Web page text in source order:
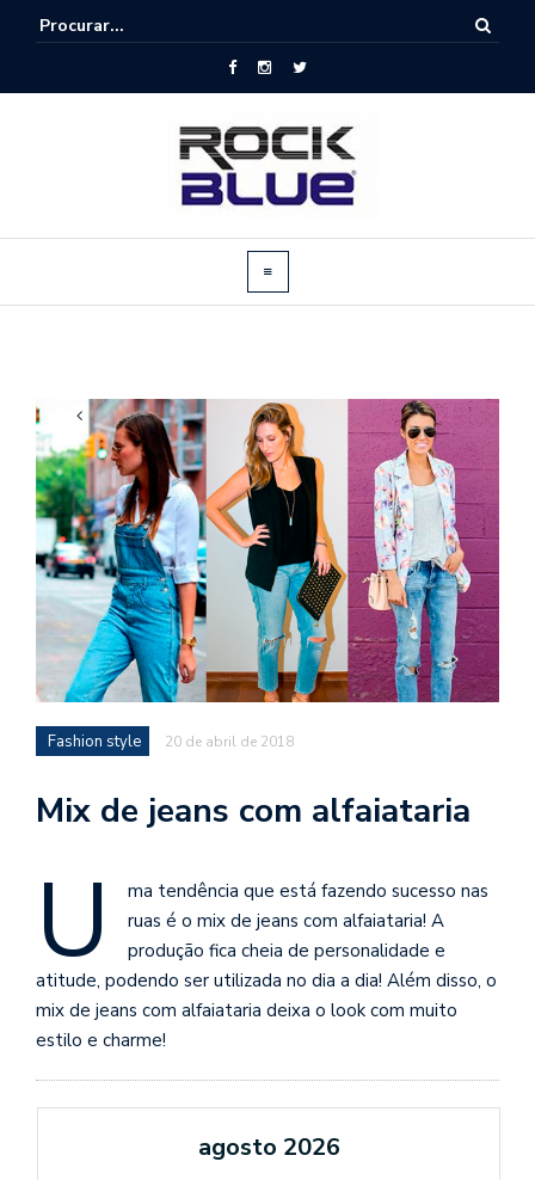
Fashion style 20 de abril de 2018
Mix de jeans com alfaiataria
U
ma tendência que está fazendo sucesso nas
ruas é o mix de jeans com alfaiataria! A
produção fica cheia de personalidade e
atitude, podendo ser utilizada no dia a dia! Além disso, o
mix de jeans com alfaiataria deixa o look com muito
estilo e charme!
agosto 2026
«
jul